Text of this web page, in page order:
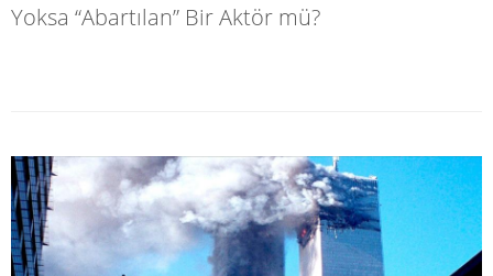
Yoksa “Abartılan” Bir Aktör mü?